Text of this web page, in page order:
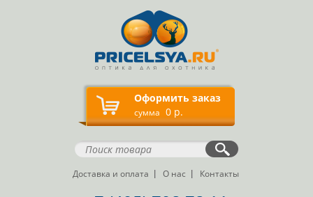
Оформить заказ
сумма 0 р.
Доставка и оплата О нас Контакты